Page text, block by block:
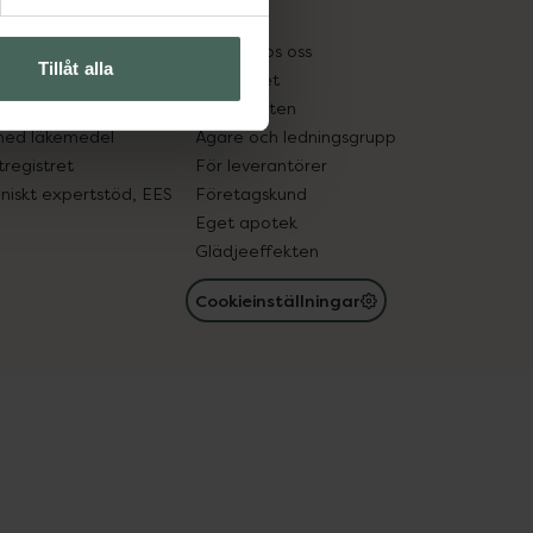
Tillåt alla
in gammal medicin
läkemedel
expertstöd, EES
Pressrum
Jobba hos oss
Hållbarhet
Samarbeten
Ägare och ledningsgrupp
För leverantörer
Företagskund
Eget apotek
Glädjeeffekten
Cookieinställningar